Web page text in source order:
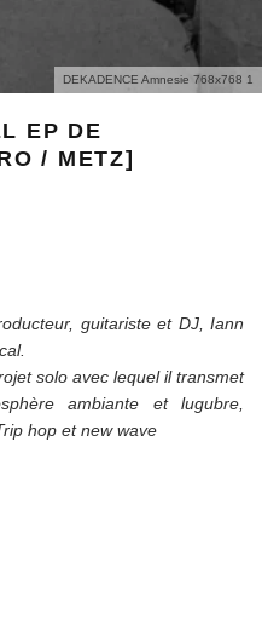
DEKADENCE Amnesie 768x768 1
EP DE
/ METZ]
guitariste et DJ, Iann
solo avec lequel il transmet
ambiante et lugubre,
hop et new wave